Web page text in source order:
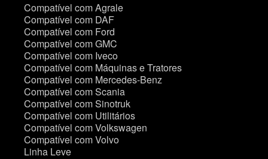
Compatível com Agrale
Compatível com DAF
Compatível com Ford
Compatível com GMC
Compatível com Iveco
Compatível com Máquinas e Tratores
Compatível com Mercedes-Benz
Compatível com Scania
Compatível com Sinotruk
Compatível com Utilitários
Compatível com Volkswagen
Compatível com Volvo
Linha Leve